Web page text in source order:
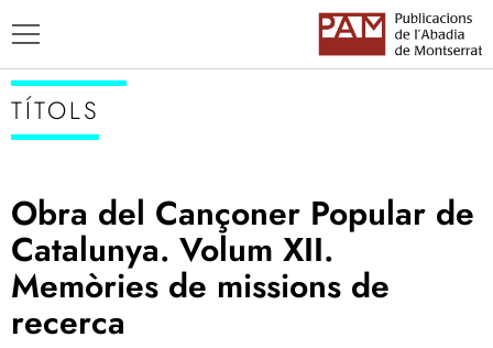
TÍTOLS
AUTORS
ENSENYAMENT CATALÀ
TÍTOLS
Obra del Cançoner Popular de
Catalunya. Volum XII.
Memòries de missions de
recerca